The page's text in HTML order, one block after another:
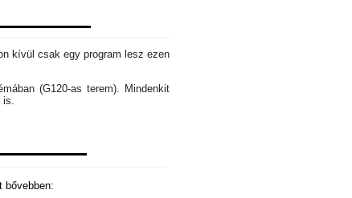
kívül csak egy program lesz ezen
(G120-as terem). Mindenkit
is.
bővebben: